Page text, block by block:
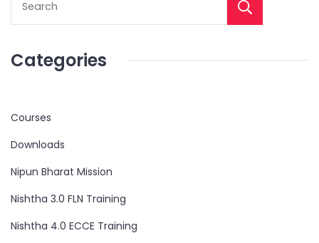
Categories
Courses
Downloads
Nipun Bharat Mission
Nishtha 3.0 FLN Training
Nishtha 4.0 ECCE Training